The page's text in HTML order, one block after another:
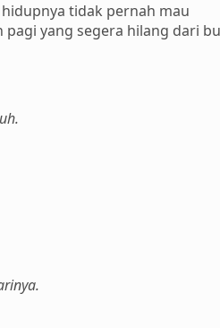
tidak pernah mau
yang segera hilang dari